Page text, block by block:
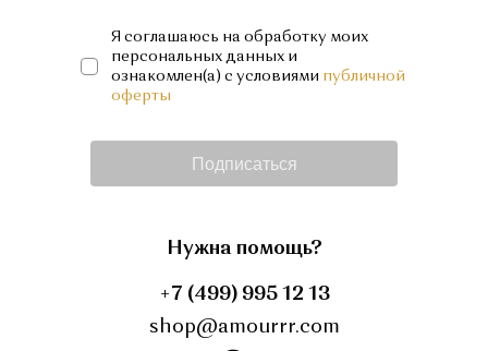
Я соглашаюсь на обработку моих
персональных данных и
ознакомлен(а) с условиями публичной
оферты
Подписаться
Нужна помощь?
+7 (499) 995 12 13
shop@amourrr.com